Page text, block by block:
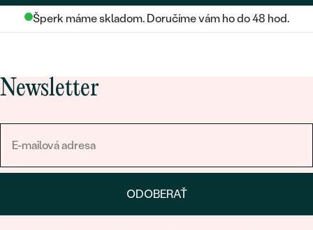
Šperk máme skladom. Doručíme vám ho do 48 hod.
Newsletter
ODOBERAŤ